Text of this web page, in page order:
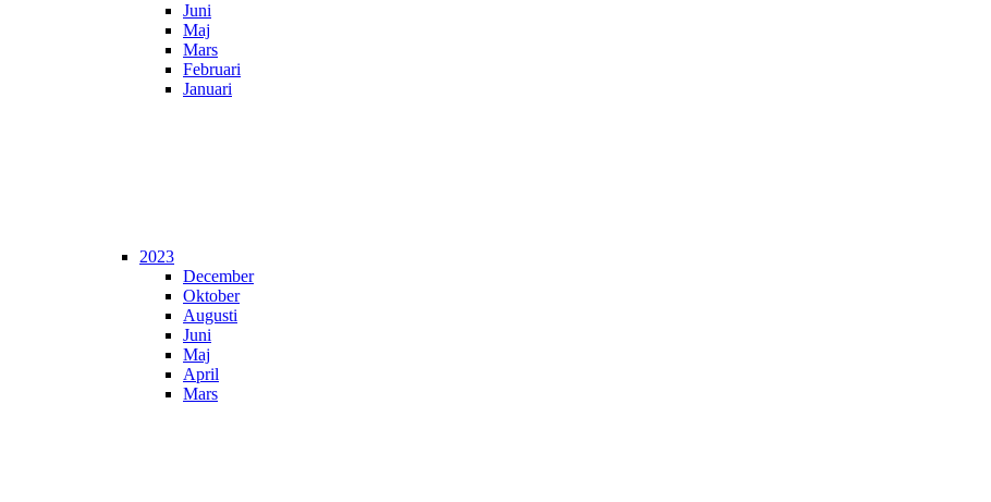
Juni
Maj
Mars
Februari
Januari
2023
December
Oktober
Augusti
Juni
Maj
April
Mars